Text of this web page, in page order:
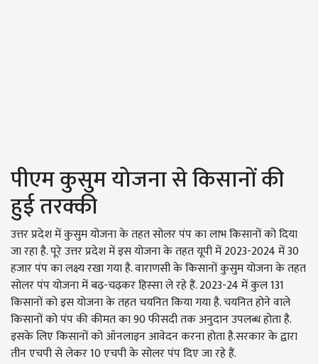
पीएम कुसुम योजना से किसानों की
हुई तरक्की
उत्तर प्रदेश में कुसुम योजना के तहत सोलर पंप का लाभ किसानों को दिया
जा रहा है. पूरे उत्तर प्रदेश में इस योजना के तहत यूपी में 2023-2024 में 30
हजार पंप का लक्ष्य रखा गया है. वाराणसी के किसानों कुसुम योजना के तहत
सोलर पंप योजना में बढ़-चढ़कर हिस्सा ले रहे हैं. 2023-24 में कुल 131
किसानों को इस योजना के तहत चयनित किया गया है. चयनित होने वाले
किसानों को पंप की कीमत का 90 फीसदी तक अनुदान उपलब्ध होता है.
इसके लिए किसानों को ऑनलाइन आवेदन करना होता है.सरकार के द्वारा
तीन एचपी से लेकर 10 एचपी के सोलर पंप दिए जा रहे हैं.